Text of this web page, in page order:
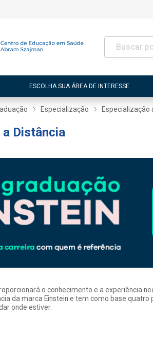
ESCOLHA SUA ÁREA DE INTERESSE
Especialização Especialização
Distância
o conhecimento e a
da marca Einstein e tem como base
onde estiver.